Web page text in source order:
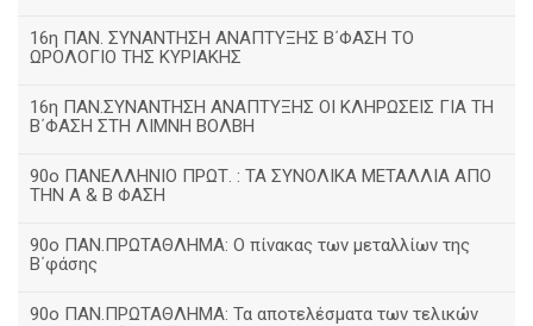
16η ΠΑΝ. ΣΥΝΑΝΤΗΣΗ ΑΝΑΠΤΥΞΗΣ Β΄ΦΑΣΗ ΤΟ
ΩΡΟΛΟΓΙΟ ΤΗΣ ΚΥΡΙΑΚΗΣ
16η ΠΑΝ.ΣΥΝΑΝΤΗΣΗ ΑΝΑΠΤΥΞΗΣ ΟΙ ΚΛΗΡΩΣΕΙΣ ΓΙΑ ΤΗ
Β΄ΦΑΣΗ ΣΤΗ ΛΙΜΝΗ ΒΟΛΒΗ
90ο ΠΑΝΕΛΛΗΝΙΟ ΠΡΩΤ. : ΤΑ ΣΥΝΟΛΙΚΑ ΜΕΤΑΛΛΙΑ ΑΠΟ
ΤΗΝ Α & Β ΦΑΣΗ
90ο ΠΑΝ.ΠΡΩΤΑΘΛΗΜΑ: Ο πίνακας των μεταλλίων της
Β΄φάσης
90ο ΠΑΝ.ΠΡΩΤΑΘΛΗΜΑ: Τα αποτελέσματα των τελικών